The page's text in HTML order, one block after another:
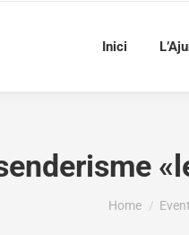
Inici
You are here:
Home Event